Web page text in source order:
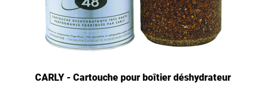
CARLY - Cartouche pour boîtier déshydrateur